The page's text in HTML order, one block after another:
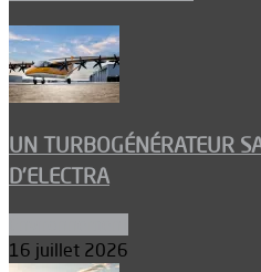
UN TURBOGÉNÉRATEUR
D’ELECTRA
16 juillet 2026